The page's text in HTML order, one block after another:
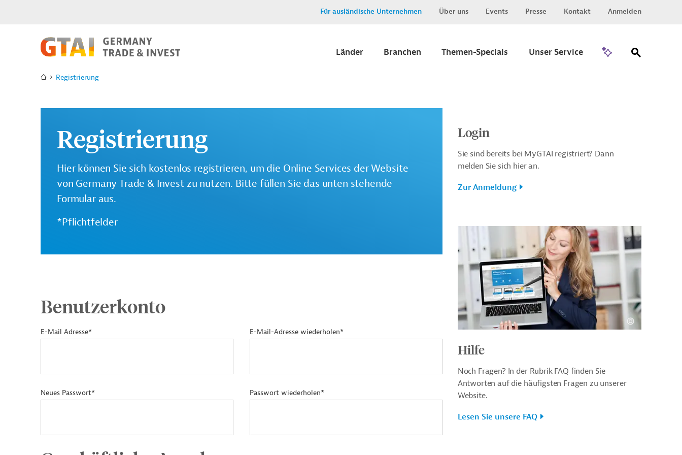
Für ausländische Unternehmen Über uns Events Presse Kontakt Anmelden
Länder Branchen Themen-Specials Unser Service
Registrierung
Registrierung
Hier können Sie sich kostenlos registrieren, um die Online Services der Website
von Germany Trade & Invest zu nutzen. Bitte füllen Sie das unten stehende
Formular aus.
*Pflichtfelder
Benutzerkonto
E-Mail Adresse* E-Mail-Adresse wiederholen*
Neues Passwort* Passwort wiederholen*
Login
Sie sind bereits bei MyGTAI registriert? Dann
melden Sie sich hier an.
Zur Anmeldung
Hilfe
Noch Fragen? In der Rubrik FAQ finden Sie
Antworten auf die häufigsten Fragen zu unserer
Website.
Lesen Sie unsere FAQ